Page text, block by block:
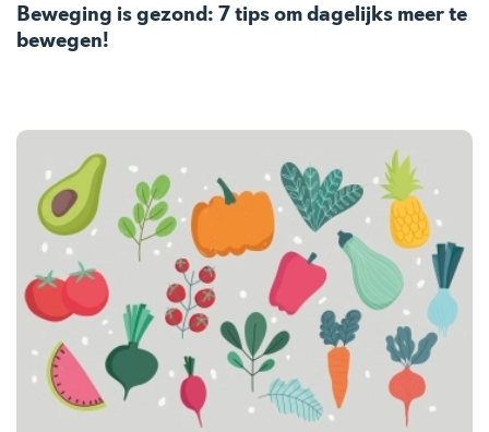
Beweging is gezond: 7 tips om dagelijks meer te
bewegen!